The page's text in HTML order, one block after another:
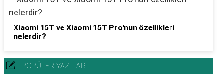
Xiaomi 15T ve Xiaomi 15T Pro'nun özellikleri
nelerdir?
POPÜLER YAZILAR